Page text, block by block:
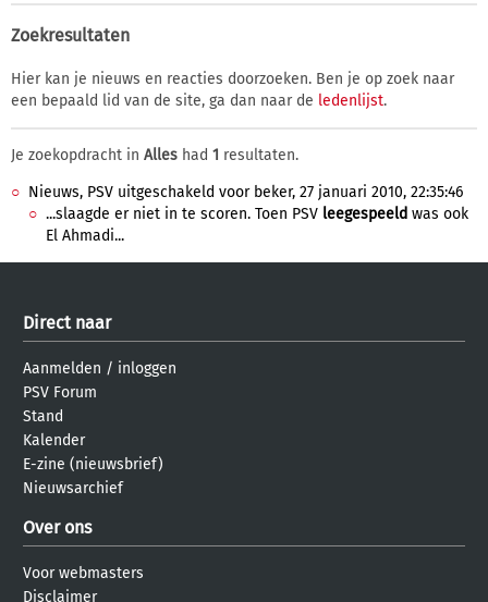
Zoekresultaten
Hier kan je nieuws en reacties doorzoeken. Ben je op zoek naar
een bepaald lid van de site, ga dan naar de ledenlijst.
Je zoekopdracht in Alles had 1 resultaten.
Nieuws, PSV uitgeschakeld voor beker, 27 januari 2010, 22:35:46
...slaagde er niet in te scoren. Toen PSV leegespeeld was ook
El Ahmadi...
Direct naar
Aanmelden / inloggen
PSV Forum
Stand
Kalender
E-zine (nieuwsbrief)
Nieuwsarchief
Over ons
Voor webmasters
Disclaimer